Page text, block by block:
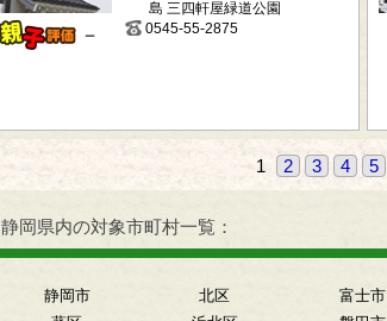
－
島 三四軒屋緑道公園
0545-55-2875
1 2 3 4 5
静岡県内の対象市町村一覧：
静岡市
北区
富士市